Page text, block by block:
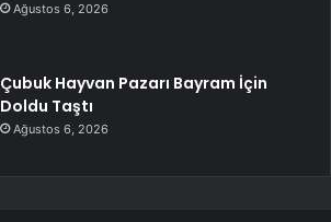
Ağustos 6, 2026
Çubuk Hayvan Pazarı Bayram İçin
Doldu Taştı
Ağustos 6, 2026